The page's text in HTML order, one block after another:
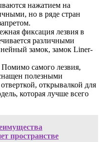
нажатием на
но в ряде стран
фиксация лезвия в
различными
замок, замок Liner-
Помимо самого лезвия,
полезными
открывалкой для
которая лучше всего
пространстве